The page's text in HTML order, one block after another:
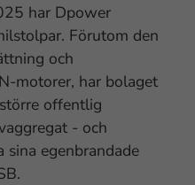
har Dpower
Förutom den
och
motorer, har bolaget
offentlig
- och
sina egenbrandade